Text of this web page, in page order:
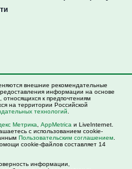
внешние рекомендательные
информации на основе
к предпочтениям
на территории Российской
технологий
Метрика AppMetrica и LiveInternet.
с использованием cookie-
Пользовательским соглашением
cookie-файлов составляет 14
информации,